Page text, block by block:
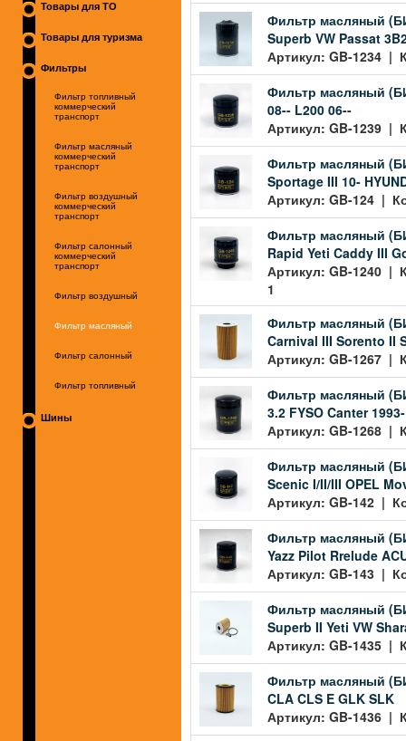
Товары для ТО
Товары для туризма
Фильтры
Фильтр топливный
коммерческий
транспорт
Фильтр масляный
коммерческий
транспорт
Фильтр воздушный
коммерческий
транспорт
Фильтр салонный
коммерческий
транспорт
Фильтр воздушный
Фильтр масляный
Фильтр салонный
Фильтр топливный
Шины
Фильтр масляный
Superb VW Passat
Артикул: GB-1234 |
Фильтр масляный
08-- L200 06--
Артикул: GB-1239 |
Фильтр масляный
Sportage III 10-
Артикул: GB-124 |
Фильтр масляный
Rapid Yeti Caddy III
Артикул: GB-1240 |
1
Фильтр масляный
Carnival III Sorento II
Артикул: GB-1267 |
Фильтр масляный
3.2 FYSO Canter 1993-
Артикул: GB-1268 |
Фильтр масляный
Scenic I/II/III OPEL
Артикул: GB-142 |
Фильтр масляный
Yazz Pilot Rrelude
Артикул: GB-143 |
Фильтр масляный
Superb II Yeti VW
Артикул: GB-1435 |
Фильтр масляный
CLA CLS E GLK SLK
Артикул: GB-1436 |